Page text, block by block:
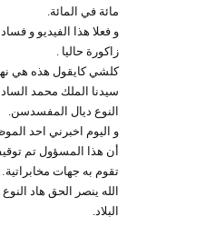
مائة في المائة.
و فعلا هذا الفيديو و
زاكورة حاليا .
كلشي كايقول هذه هي
سيدنا الملك محمد
النوع ديال المفسدسن.
و اليوم اخبرني احد
أن هذا المسؤول تم
تقوم به جهات
الله ينصر الحق هاد
البلاد.